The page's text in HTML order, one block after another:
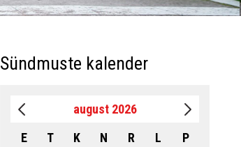
Sündmuste kalender
august 2026
E
T K N R L P